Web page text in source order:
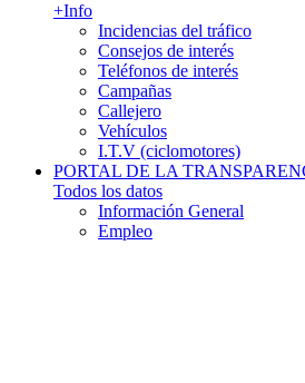
+Info
Incidencias del tráfico
Consejos de interés
Teléfonos de interés
Campañas
Callejero
Vehículos
I.T.V (ciclomotores)
PORTAL DE LA
Todos los datos
Información General
Empleo